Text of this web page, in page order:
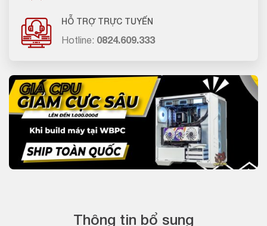
HỖ TRỢ TRỰC TUYẾN
Hotline: 0824.609.333
Thông tin bổ sung